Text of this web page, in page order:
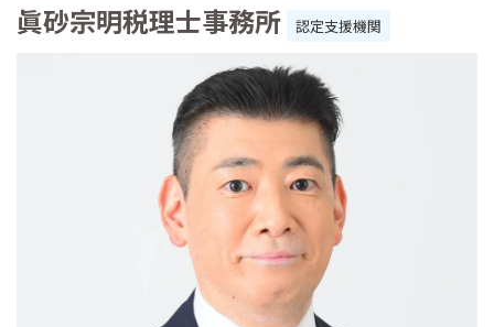
眞砂宗明税理士事務所 認定支援機関